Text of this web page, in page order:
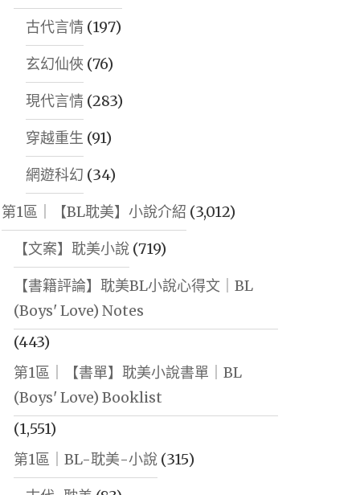
古代言情(197)
玄幻仙俠 (76)
現代言情(283)
穿越重生 (91)
網遊科幻 (34)
第1區｜【BL耽美】小說介紹 (3,012)
【文案】耽美小說(719)
【書籍評論】耽美BL小說心得文｜BL
(Boys' Love) Notes
(443)
第1區｜【書單】耽美小說書單｜BL
(Boys' Love) Booklist
(1,551)
第1區｜BL-耽美-小說(315)